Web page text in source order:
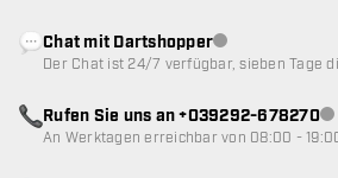
Chat mit DartshopperKundenservice
Der Chat ist 24/7 verfügbar, sieben Tage
Rufen Sie uns an +039292-678270
An Werktagen erreichbar von 08:00 -